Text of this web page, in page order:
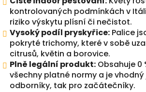
kontrolovaných podmínkách v
riziko výskytu plísní či nečistot.
Vysoký podíl pryskyřice: Palice
pokryté trichomy, které v sobě
citrusů, květin a borovice.
Plně legální produkt: Obsahuje 0
všechny platné normy a je
odborníky, tak pro začátečníky.